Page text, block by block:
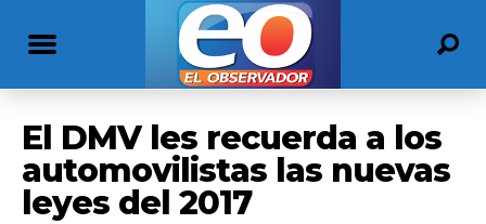
El DMV les recuerda a los
automovilistas las nuevas
leyes del 2017